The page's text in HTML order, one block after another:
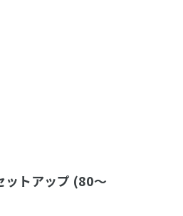
ットアップ (80～